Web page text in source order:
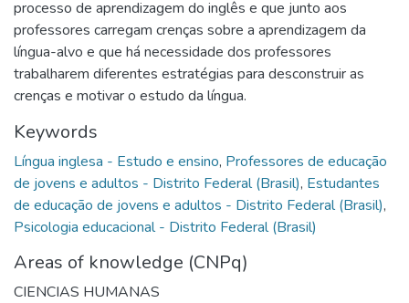
processo de aprendizagem do inglês e que junto aos
professores carregam crenças sobre a aprendizagem da
língua-alvo e que há necessidade dos professores
trabalharem diferentes estratégias para desconstruir as
crenças e motivar o estudo da língua.
Keywords
Língua inglesa - Estudo e ensino, Professores de educação
de jovens e adultos - Distrito Federal (Brasil), Estudantes
de educação de jovens e adultos - Distrito Federal (Brasil),
Psicologia educacional - Distrito Federal (Brasil)
Areas of knowledge (CNPq)
CIENCIAS HUMANAS